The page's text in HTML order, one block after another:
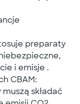
preparaty
i emisje .
CBAM:
składać